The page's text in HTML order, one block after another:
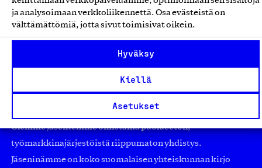
ja analysoimaan verkkoliikennettä. Osa evästeistä on
välttämättömiä, jotta sivut toimisivat oikein.
Hyväksy
Kiellä
Asetukset
Olemme jäsentemme omistama puolueeton,
työmarkkinajärjestöistä riippumaton yhdistys.
Jäseninämme on koko suomalaisen yhteiskunnan kirjo